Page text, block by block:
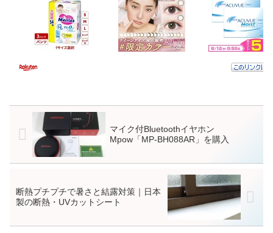
マイク付Bluetoothイヤホン
Mpow「MP-BH088AR」を購入
断熱プチプチで暑さと結露対策｜日本
製の断熱・UVカットシート